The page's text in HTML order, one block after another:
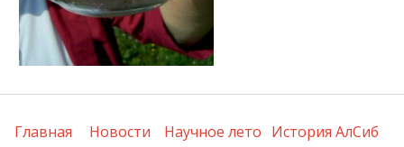
Главная Новости Научное лето История АлСиб